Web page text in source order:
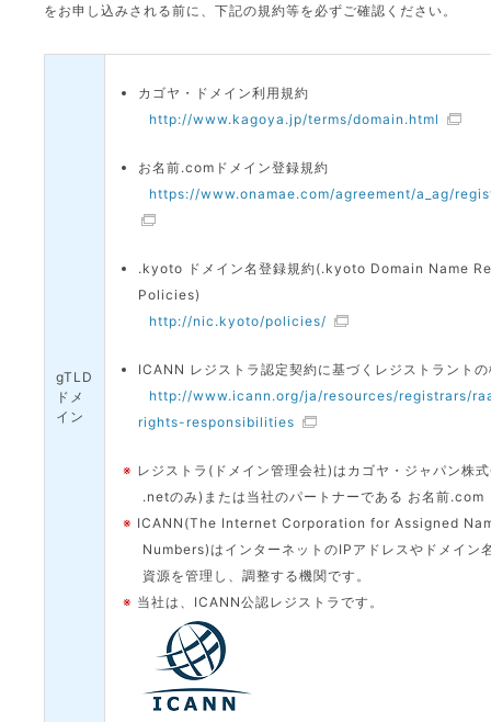
をお申し込みされる前に、下記の規約等を必ずご確認ください。
gTLD
ドメ
イン
カゴヤ・ドメイン利用規約
http://www.kagoya.jp/terms/domain.html
お名前.comドメイン登録規約
https://www.onamae.com/agreement/a_ag/
.kyoto ドメイン名登録規約(.kyoto Domain Name
Policies)
http://nic.kyoto/policies/
ICANN レジストラ認定契約に基づくレジストラント
http://www.icann.org/ja/resources/registrars/
rights-responsibilities
※ レジストラ(ドメイン管理会社)はカゴヤ・ジャパン株
.netのみ)または当社のパートナーである お名前.com
※ ICANN(The Internet Corporation for Assigned
Numbers)はインターネットのIPアドレスやドメイン
資源を管理し、調整する機関です。
※ 当社は、ICANN公認レジストラです。